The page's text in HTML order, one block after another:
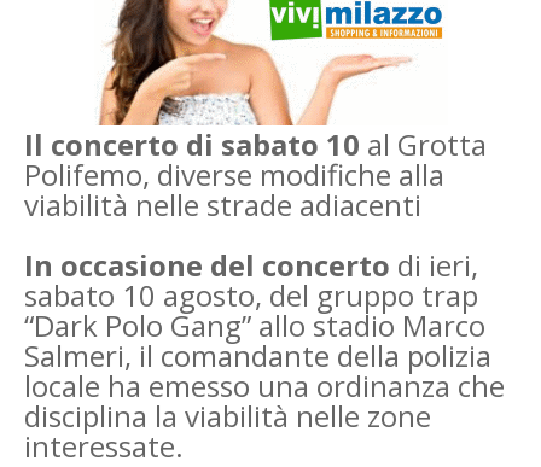
Il concerto di sabato 10 al Grotta
Polifemo, diverse modifiche alla
viabilità nelle strade adiacenti
In occasione del concerto di ieri,
sabato 10 agosto, del gruppo trap
“Dark Polo Gang” allo stadio Marco
Salmeri, il comandante della polizia
locale ha emesso una ordinanza che
disciplina la viabilità nelle zone
interessate.